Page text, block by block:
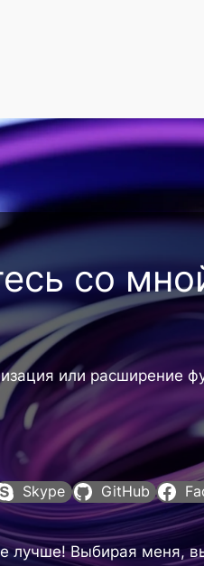
со
или расширение
Skype GitHub
лучше! Выбирая меня,